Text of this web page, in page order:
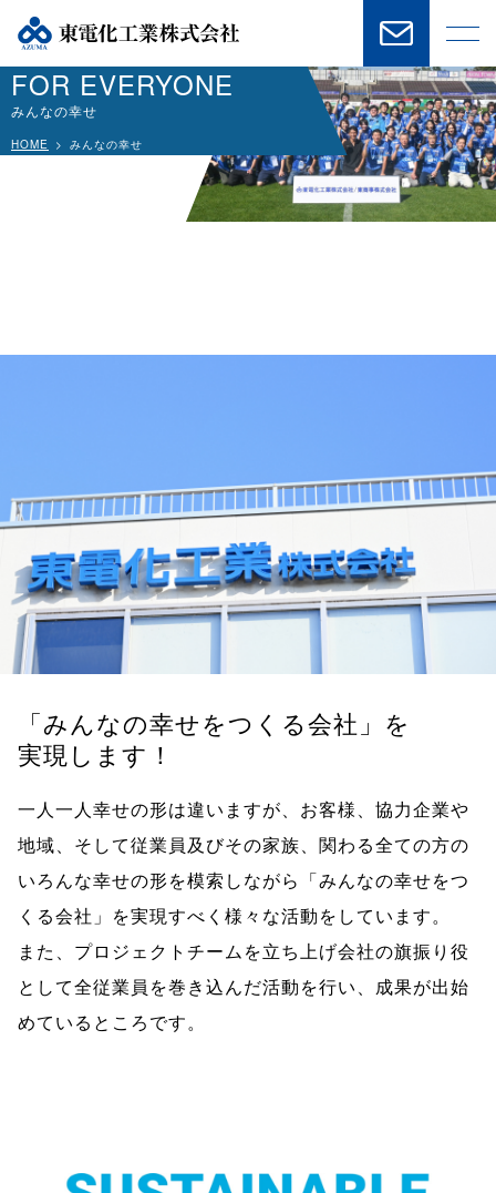
HAPPINESS
FOR EVERYONE
みんなの幸せ
HOME みんなの幸せ
「みんなの幸せをつくる会社」を
実現します！
一人一人幸せの形は違いますが、お客様、協力企業や
地域、そして従業員及びその家族、関わる全ての方の
いろんな幸せの形を模索しながら「みんなの幸せをつ
くる会社」を実現すべく様々な活動をしています。
また、プロジェクトチームを立ち上げ会社の旗振り役
として全従業員を巻き込んだ活動を行い、成果が出始
めているところです。